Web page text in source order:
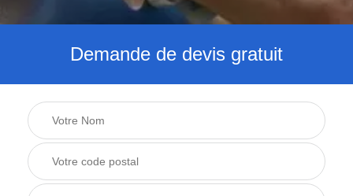
Demande de devis gratuit